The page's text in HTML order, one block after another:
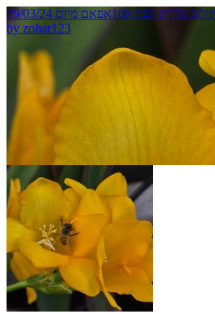
106אפאם מיום 19/03/24
by zohar123